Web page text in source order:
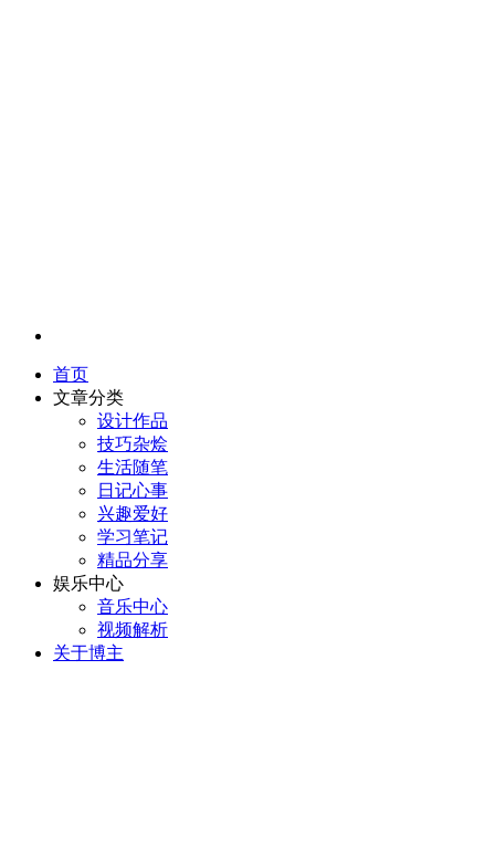
首页
文章分类
设计作品
技巧杂烩
生活随笔
日记心事
兴趣爱好
学习笔记
精品分享
娱乐中心
音乐中心
视频解析
关于博主